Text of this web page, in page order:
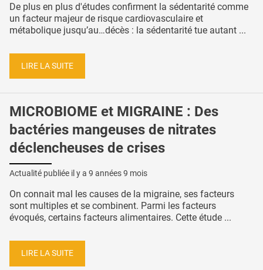
De plus en plus d'études confirment la sédentarité comme
un facteur majeur de risque cardiovasculaire et
métabolique jusqu’au…décès : la sédentarité tue autant ...
LIRE LA SUITE
MICROBIOME et MIGRAINE : Des
bactéries mangeuses de nitrates
déclencheuses de crises
Actualité publiée il y a 9 années 9 mois
On connait mal les causes de la migraine, ses facteurs
sont multiples et se combinent. Parmi les facteurs
évoqués, certains facteurs alimentaires. Cette étude ...
LIRE LA SUITE